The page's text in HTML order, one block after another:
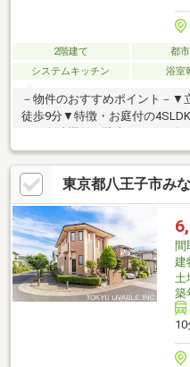
2階建て 都
システムキッチン
浴室
－物件のおすすめポイント－▼
徒歩9分▼特徴・お庭付の
ン、食洗機付・駐車スペース
機・TVモニタ付インターホン
【交換】キッチン、コンロ、お
フロアタイル、CF 等【その他
ハウスクリーニング▼周辺環境
分(約540m)■ ご希望の住まい探
━━━━━・・・物件の詳細・ご
ださい。
東京都八王子市み
間
建
土
築
10